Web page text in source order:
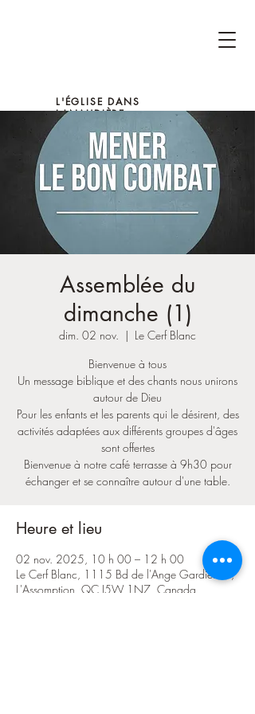
L'ÉGLISE DANS
LANAUDIÈRE
Assemblée du
dimanche (1)
dim. 02 nov.
  |
Le Cerf Blanc
Bienvenue à tous
Un message biblique et des chants nous unirons
autour de Dieu
Pour les enfants et les parents qui le désirent, des
activités adaptées aux différents groupes d'âges
sont offertes
Bienvenue à notre café terrasse à 9h30 pour
échanger et se connaître autour d'une table.
Heure et lieu
02 nov. 2025, 10 h 00 – 12 h 00
Le Cerf Blanc, 1115 Bd de l'Ange Gardien N,
L'Assomption, QC J5W 1N7, Canada